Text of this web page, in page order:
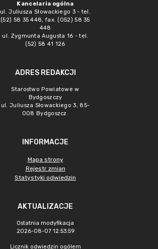
Kancelaria ogólna
ul. Juliusza Słowackiego 3 - tel.
(52) 58 35 448, fax. (052) 58 35
448
ul. Zygmunta Augusta 16 - tel.
(52) 58 41 126
ADRES REDAKCJI
Starostwo Powiatowe w
Bydgoszczy
ul. Juliusza Słowackiego 3, 85-
008 Bydgoszcz
INFORMACJE
Mapa strony
Rejestr zmian
Statystyki odwiedzin
AKTUALIZACJE
Ostatnia modyfikacja
2026-08-07 12:53:59
Licznik odwiedzin ogółem